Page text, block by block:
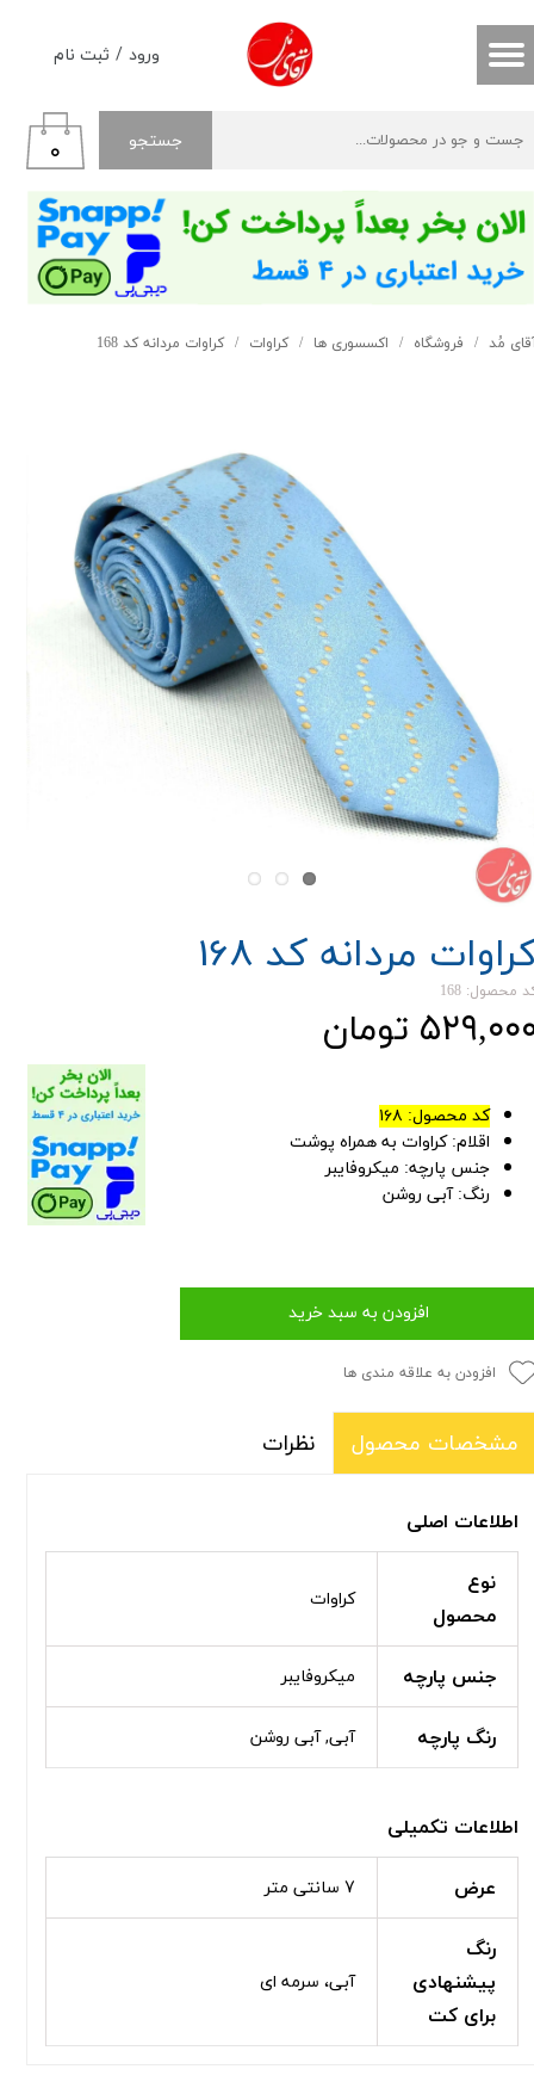
ورود / ثبت نام
حساب کاربری من
خروج از حساب کاربری
جستجو ۰
مُد فروشگاه اکسسوری ها کراوات کراوات مردانه کد 168
مردانه کد 168
محصول: 168
تومان
کد محصول: ۱۶۸
اقلام: کراوات به همراه پوشت
جنس پارچه: میکروفایبر
رنگ: آبی روشن
افزودن به سبد خرید
افزودن به علاقه مندی ها
مشخصات محصول نظرات
اطلاعات اصلی
نوع
محصول
کراوات
جنس پارچه میکروفایبر
رنگ پارچه آبی, آبی روشن
اطلاعات تکمیلی
عرض
7 سانتی متر
رنگ
پیشنهادی
برای کت
آبی، سرمه ای